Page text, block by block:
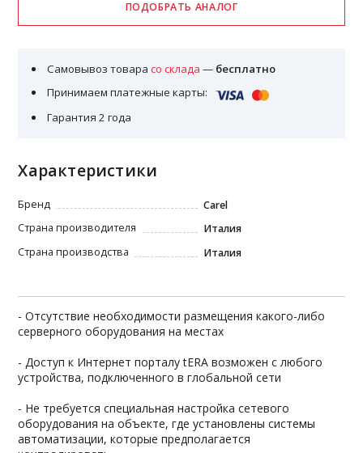
Самовывоз товарасо склада — бесплатно
Принимаем платежные карты:
Гарантия 2 года
Характеристики
Бренд
Carel
Страна производителя
Италия
Страна производства
Италия
- Отсутствие необходимости размещения какого-либо
серверного оборудования на местах
- Доступ к Интернет порталу tERA возможен с любого
устройства, подключенного в глобальной сети
- Не требуется специальная настройка сетевого
оборудования на объекте, где установлены системы
автоматизации, которые предполагается